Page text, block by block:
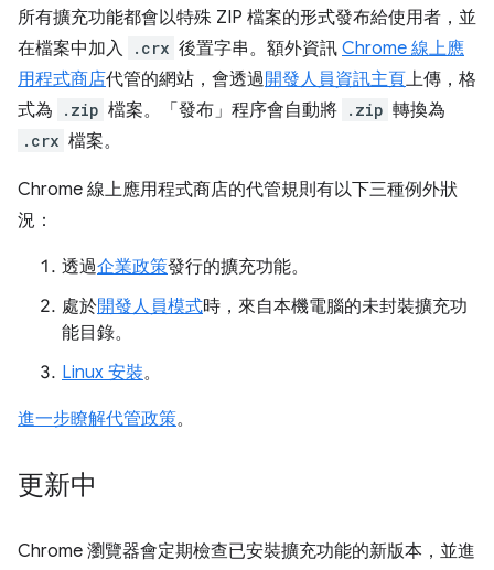
所有擴充功能都會以特殊 ZIP 檔案的形式發布給使用者，並
在檔案中加入
.crx 後置字串。額外資訊 Chrome 線上應
用程式商店代管的網站，會透過開發人員資訊主頁上傳，格
式為
.zip 檔案。「發布」 程序會自動將 .zip 轉換為
.crx 檔案。
Chrome 線上應用程式商店的代管規則有以下三種例外狀
況：
透過企業政策發行的擴充功能。
處於開發人員模式時，來自本機電腦的未封裝擴充功
能目錄。
Linux 安裝。
進一步瞭解代管政策。
更新中
Chrome 瀏覽器會定期檢查已安裝擴充功能的新版本，並進